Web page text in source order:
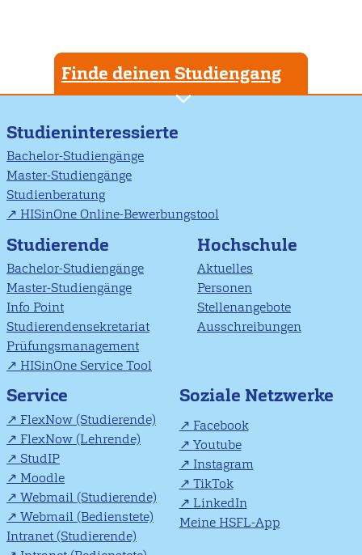
Finde deinen Studiengang
Studieninteressierte
Bachelor-Studiengänge
Master-Studiengänge
Studienberatung
HISinOne Online-Bewerbungstool
Studierende
Bachelor-Studiengänge
Master-Studiengänge
Info Point
Studierendensekretariat
Prüfungsmanagement
HISinOne Service Tool
Hochschule
Aktuelles
Personen
Stellenangebote
Ausschreibungen
Service
FlexNow (Studierende)
FlexNow (Lehrende)
StudIP
Moodle
Webmail (Studierende)
Webmail (Bedienstete)
Intranet (Studierende)
Soziale Netzwerke
Facebook
Youtube
Instagram
TikTok
LinkedIn
Meine HSFL-App